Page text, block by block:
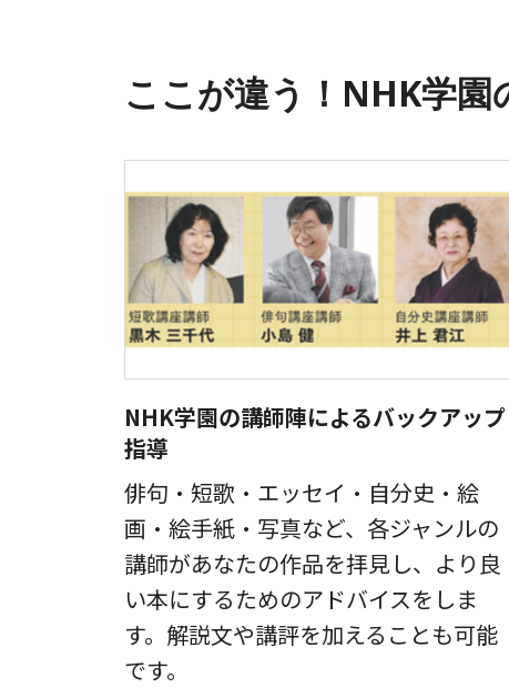
ここが違う！NHK学園
NHK学園の講師陣によるバックアップ
指導
俳句・短歌・エッセイ・自分史・絵
画・絵手紙・写真など、各ジャンルの
講師があなたの作品を拝見し、より良
い本にするためのアドバイスをしま
す。解説文や講評を加えることも可能
です。